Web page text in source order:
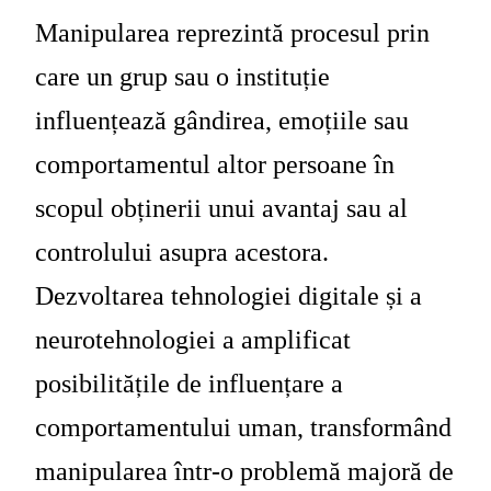
Manipularea reprezintă procesul prin
care un grup sau o instituție
influențează gândirea, emoțiile sau
comportamentul altor persoane în
scopul obținerii unui avantaj sau al
controlului asupra acestora.
Dezvoltarea tehnologiei digitale și a
neurotehnologiei a amplificat
posibilitățile de influențare a
comportamentului uman, transformând
manipularea într-o problemă majoră de